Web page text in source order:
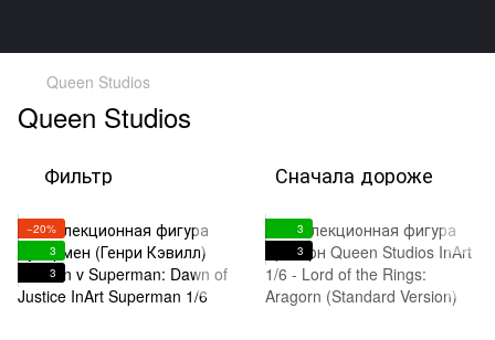
Queen Studios
Queen Studios
Фильтр Сначала дороже
−20%
3
3
3
3